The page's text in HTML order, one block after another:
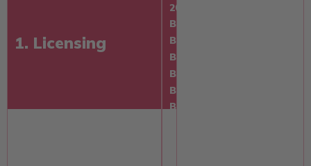
1. Licensing
2018
BC13
BC14
BC15
BC19
BC20
BC21